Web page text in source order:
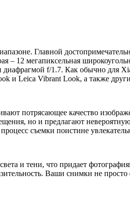
Главной
– 12 мегапиксельная
f/1.7. Как обычно для
и Leica Vibrant Look, а также
потрясающее качество
но и предлагают
съемки поистине
и тени, что придает
Ваши снимки не